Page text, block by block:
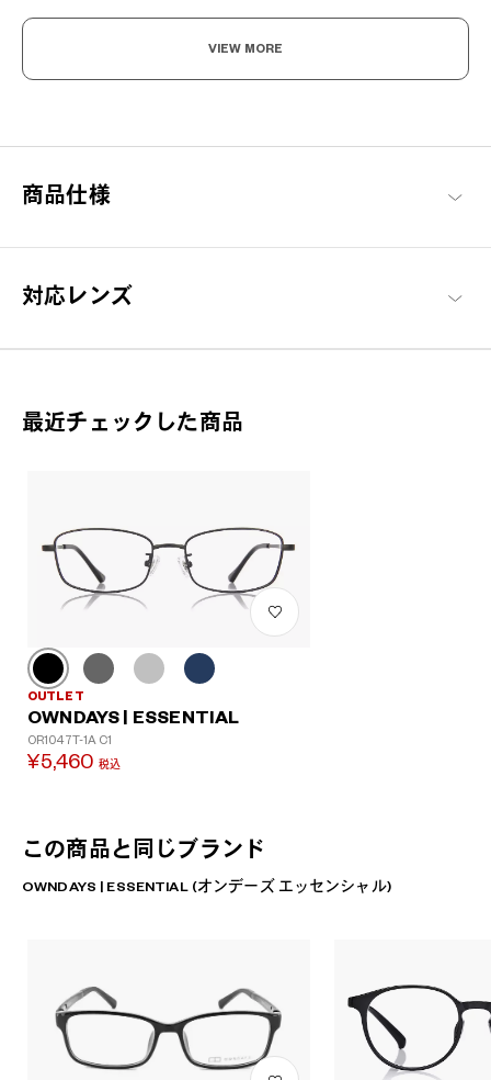
に、基本に忠実でありながらもかけやすさや素材にこだわった、
VIEW MORE
商品仕様
対応レンズ
最近チェックした商品
OUTLET
OWNDAYS | ESSENTIAL
OR1047T-1A C1
¥5,460 税込
この商品と同じブランド
OWNDAYS | ESSENTIAL (オンデーズ エッセンシャル)